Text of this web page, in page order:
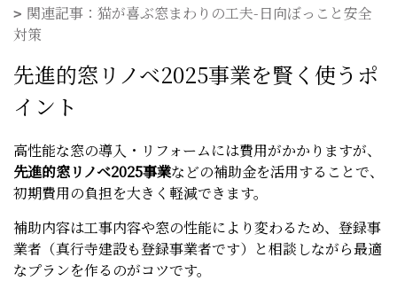
関連記事：猫が喜ぶ窓まわりの工夫-日向ぼっこと安全
対策
先進的窓リノベ2025事業を賢く使うポ
イント
高性能な窓の導入・リフォームには費用がかかりますが、
先進的窓リノベ2025事業などの補助金を活用することで、
初期費用の負担を大きく軽減できます。
補助内容は工事内容や窓の性能により変わるため、登録事
業者（真行寺建設も登録事業者です）と相談しながら最適
なプランを作るのがコツです。